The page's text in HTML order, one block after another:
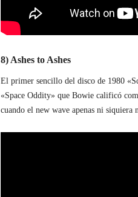
8) Ashes to Ashes
El primer sencillo del disco de 1980
«Space Oddity» que Bowie calificó
cuando el new wave apenas ni